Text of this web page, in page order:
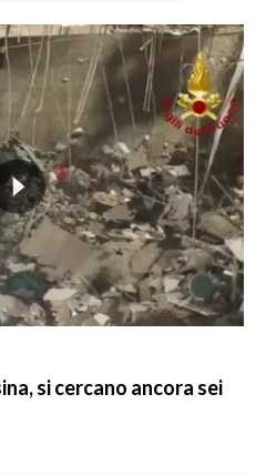
si cercano ancora sei